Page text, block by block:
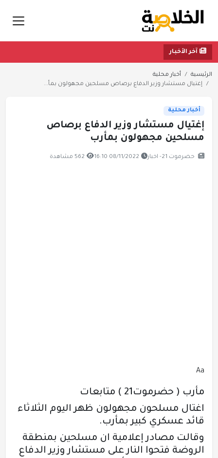
آخر الأخبار
الرئيسية
أخبار محلية
إغتيال مستشار وزير الدفاع برصاص مسلحين مجهولون بمأ...
أخبار محلية
إغتيال مستشار وزير الدفاع برصاص
مسلحين مجهولون بمأرب
حضرموت 21- اخبار 08/11/2022 16:10 562 مشاهدة
Aa
مأرب ( حضرموت21 ) متابعات
اغتال مسلحون مجهولون ظهر اليوم الثلاثاء
قائد عسكري كبير بمأرب.
وقالت مصادر إعلامية ان مسلحين بمنطقة
الروضة فتحوا النار على مستشار وزير الدفاع